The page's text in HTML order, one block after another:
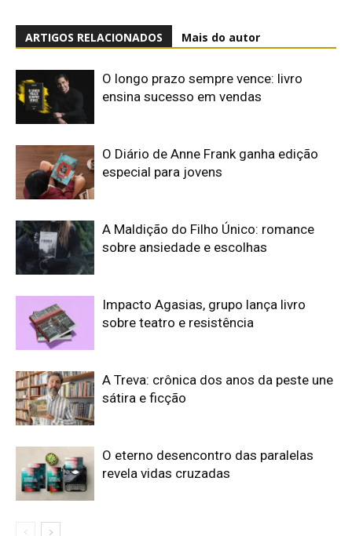
ARTIGOS RELACIONADOS Mais do autor
O longo prazo sempre vence: livro
ensina sucesso em vendas
O Diário de Anne Frank ganha edição
especial para jovens
A Maldição do Filho Único: romance
sobre ansiedade e escolhas
Impacto Agasias, grupo lança livro
sobre teatro e resistência
A Treva: crônica dos anos da peste une
sátira e ficção
O eterno desencontro das paralelas
revela vidas cruzadas